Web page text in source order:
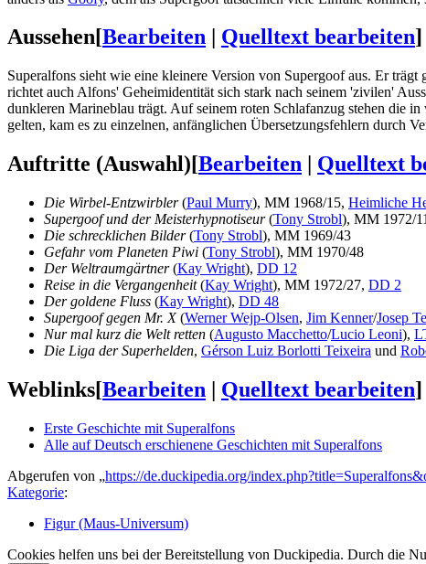
Aussehen[Bearbeiten Quelltext bearbeiten]
Superalfons sieht wie eine kleinere Version von Supergoof aus. Er
richtet auch Alfons' Geheimidentität sich stark nach seinem 'zivilen'
dunkleren Marineblau trägt. Auf seinem roten Schlafanzug stehen die
gelten, kam es zu einzelnen, anfänglichen Übersetzungsfehlern durch
Auftritte (Auswahl)[Bearbeiten Quelltext
Die Wirbel-Entzwirbler(Paul Murry), MM 1968/15, Heimliche
Supergoof und der Meisterhypnotiseur(Tony Strobl), MM 1972/11
Die schrecklichen Bilder(Tony Strobl), MM 1969/43
Gefahr vom Planeten Piwi (Tony Strobl), MM 1970/48
Der Weltraumgärtner(Kay Wright), DD 12
Reise in die Vergangenheit(Kay Wright), MM 1972/27, DD 2
Der goldene Fluss (Kay Wright), DD 48
Supergoof gegen Mr. X(Werner Wejp-Olsen, Jim Kenner/Josep
Nur mal kurz die Welt retten (Augusto Macchetto/Lucio Leoni),
Die Liga der Superhelden, Gérson Luiz Borlotti Teixeira und
Weblinks[Bearbeiten | Quelltext bearbeiten]
Erste Geschichte mit Superalfons
Alle auf Deutsch erschienene Geschichten mit Superalfons
Abgerufen von „https://de.duckipedia.org/
Kategorie:
Figur (Maus-Universum)
Cookies helfen uns bei der Bereitstellung von Duckipedia. Durch die